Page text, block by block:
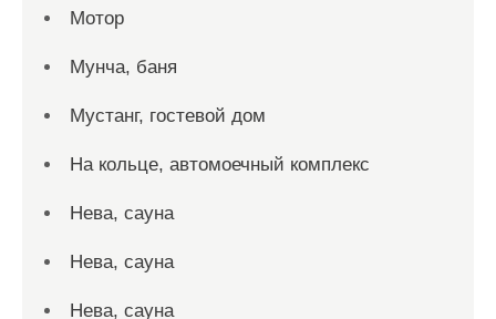
Мотор
Мунча, баня
Мустанг, гостевой дом
На кольце, автомоечный комплекс
Нева, сауна
Нева, сауна
Нева, сауна